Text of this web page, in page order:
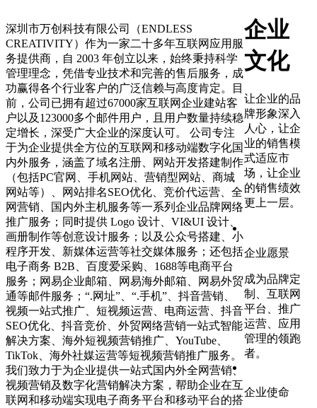
深圳市万创科技有限公司（ENDLESS
CREATIVITY）作为一家二十多年互联网应用服
务提供商，自 2003 年创立以来，始终秉持科学
管理理念，凭借专业技术和完善的售后服务，成
功赢得各个行业客户的广泛信赖与高度肯定。目
前，公司已拥有超过67000家互联网企业建站客
户以及123000多个邮件用户，且用户数量持续稳
定增长，深受广大企业的深度认可。 公司专注
于为企业提供全方位的互联网和移动端数字化国
内外服务，涵盖了域名注册、网站开发搭建制作
（包括PC官网、手机网站、营销型网站、商城
网站等）、网站排名SEO优化、竞价代运营、全
网营销、国内外主机服务等一系列企业品牌网络
推广服务；同时提供 Logo 设计、VI&UI 设计、
画册制作等创意设计服务；以及公众号搭建、小
程序开发、新媒体运营等社交媒体服务；还包括
电子商务 B2B、百度爱采购、1688等电商平台
服务；网易企业邮箱、网易海外邮箱、网易外贸
通等邮件服务；“.网址”、“.手机”、抖音营销、
视频一站式推广、短视频运营、电商运营、抖音
SEO优化、抖音竞价、外贸网络营销一站式智能
解决方案、海外短视频营销推广、YouTube、
TikTok、海外社媒运营等短视频营销推广服务。
我们致力于为企业提供一站式国内外全网营销、
视频营销及数字化营销解决方案，帮助企业在互
联网和移动端实现电子商务平台和移动平台的搭
企业
文化
让企业的品
牌形象深入
人心，让企
业的销售模
式适应市
场，让企业
的销售绩效
更上一层。
企业愿景
成为品牌定
制、互联网
平台、推广
运营、应用
管理的领跑
者。
企业使命